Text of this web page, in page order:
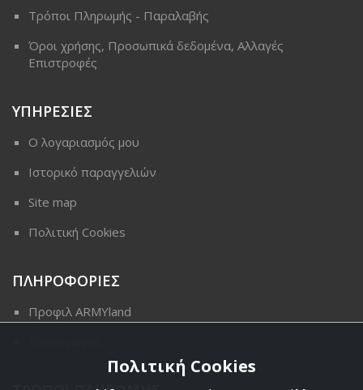
Τρόποι Πληρωμής - Παραλαβής
Όροι χρήσης, Προσωπικά δεδομένα, Αλλαγές
Επιστροφές
ΥΠΗΡΕΣΙΕΣ
Ο λογαριασμός μου
Ιστορικό παραγγελιών
Site map
Πολιτική Cookies
ΠΛΗΡΟΦΟΡΙΕΣ
Προφιλ ARMYland
Πολιτική Cookies